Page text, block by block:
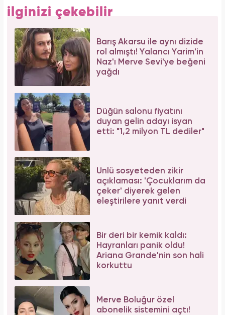
ilginizi çekebilir
Barış Akarsu ile aynı dizide
rol almıştı! Yalancı Yarim'in
Naz'ı Merve Sevi'ye beğeni
yağdı
Düğün salonu fiyatını
duyan gelin adayı isyan
etti: "1,2 milyon TL dediler"
Ünlü sosyeteden zikir
açıklaması: 'Çocuklarım da
çeker' diyerek gelen
eleştirilere yanıt verdi
Bir deri bir kemik kaldı:
Hayranları panik oldu!
Ariana Grande'nin son hali
korkuttu
Merve Boluğur özel
abonelik sistemini açtı!